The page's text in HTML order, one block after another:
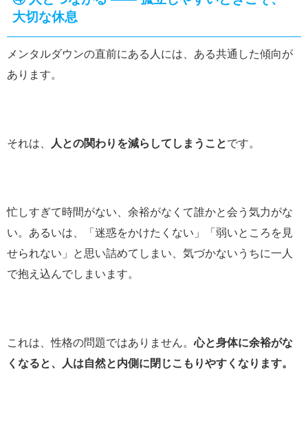
大切な休息
メンタルダウンの直前にある人には、ある共通した傾向が
あります。
それは、 人との関わりを減らしてしまうことです。
忙しすぎて時間がない、余裕がなくて誰かと会う気力がな
い。あるいは、「迷惑をかけたくない」「弱いところを見
せられない」と思い詰めてしまい、気づかないうちに一人
で抱え込んでしまいます。
これは、性格の問題ではありません。心と身体に余裕がな
くなると、人は自然と内側に閉じこもりやすくなります。